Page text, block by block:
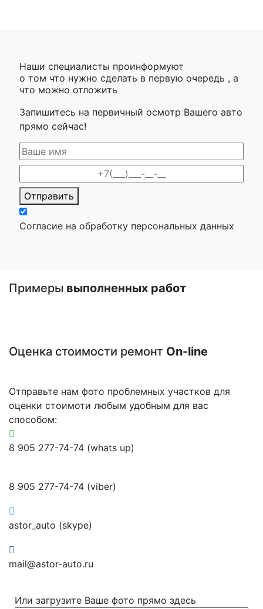
Наши специалисты проинформуют
о том что нужно сделать в первую очередь , а
что можно отложить
Запишитесь на первичный осмотр Вашего авто
прямо сейчас!
Отправить
Согласие на обработку персональных данных
Примеры выполненных работ
Оценка стоимости ремонт On-line
Отправьте нам фото проблемных участков для
оценки стоимоти любым удобным для вас
способом:
8 905 277-74-74 (whats up)
8 905 277-74-74 (viber)
astor_auto (skype)
mail@astor-auto.ru
Или загрузите Ваше фото прямо здесь